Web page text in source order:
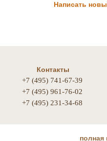
Написать
Контакты
+7 (495) 741-67-39
+7 (495) 961-76-02
+7 (495) 231-34-68
полная